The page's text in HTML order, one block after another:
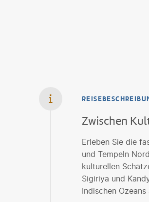
Zwischen
Erleben Sie die
und Tempeln
kulturellen
Sigiriya und
Indischen